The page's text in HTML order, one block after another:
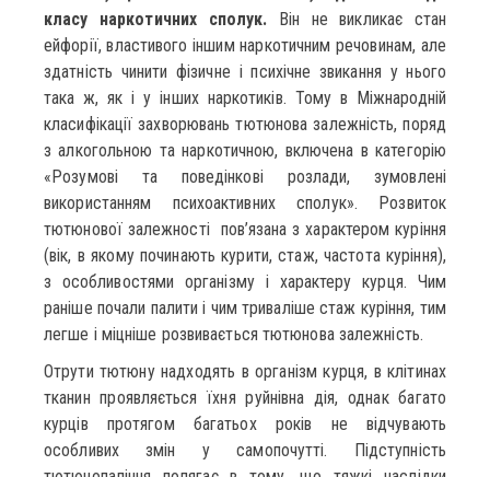
класу наркотичних сполук. Він не викликає стан
ейфорії, властивого іншим наркотичним речовинам, але
здатність чинити фізичне і психічне звикання у нього
така ж, як і у інших наркотиків. Тому в Міжнародній
класифікації захворювань тютюнова залежність, поряд
з алкогольною та наркотичною, включена в категорію
«Розумові та поведінкові розлади, зумовлені
використанням психоактивних сполук». Розвиток
тютюнової залежності пов’язана з характером куріння
(вік, в якому починають курити, стаж, частота куріння),
з особливостями організму і характеру курця. Чим
раніше почали палити і чим триваліше стаж куріння, тим
легше і міцніше розвивається тютюнова залежність.
Отрути тютюну надходять в організм курця, в клітинах
тканин проявляється їхня руйнівна дія, однак багато
курців протягом багатьох років не відчувають
особливих змін у самопочутті. Підступність